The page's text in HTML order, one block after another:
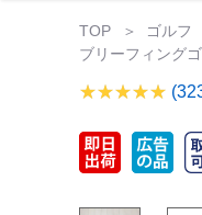
TOP ゴルフ
ブリーフィング